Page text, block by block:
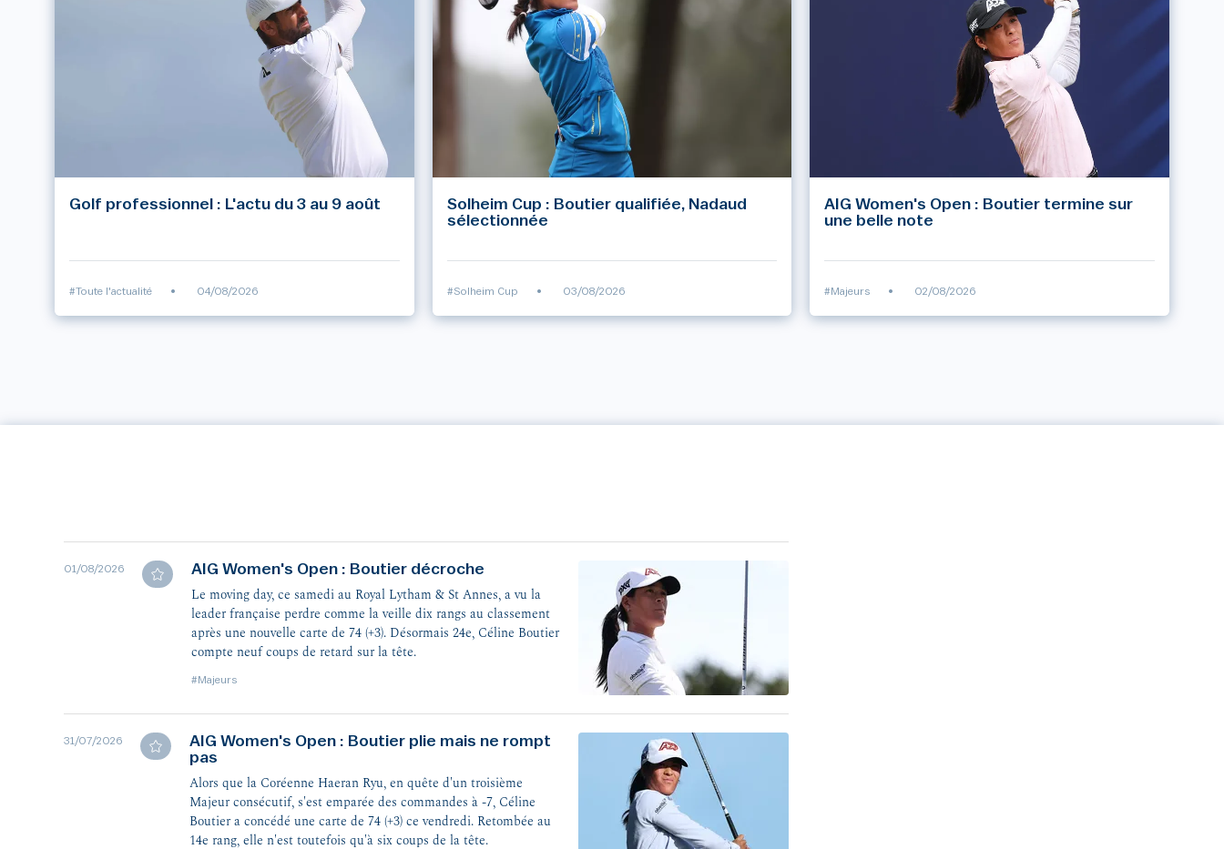
Golf professionnel : L'actu du 3 au 9 août
#Toute l'actualité • 04/08/2026
Solheim Cup : Boutier qualifiée, Nadaud
sélectionnée
#Solheim Cup • 03/08/2026
AIG Women's Open : Boutier termine sur
une belle note
#Majeurs • 02/08/2026
01/08/2026 AIG Women's Open : Boutier décroche
Le moving day, ce samedi au Royal Lytham & St Annes, a vu la
leader française perdre comme la veille dix rangs au classement
après une nouvelle carte de 74 (+3). Désormais 24e, Céline Boutier
compte neuf coups de retard sur la tête.
#Majeurs
31/07/2026
AIG Women's Open : Boutier plie mais ne rompt
pas
Alors que la Coréenne Haeran Ryu, en quête d'un troisième
Majeur consécutif, s'est emparée des commandes à -7, Céline
Boutier a concédé une carte de 74 (+3) ce vendredi. Retombée au
14e rang, elle n'est toutefois qu'à six coups de la tête.